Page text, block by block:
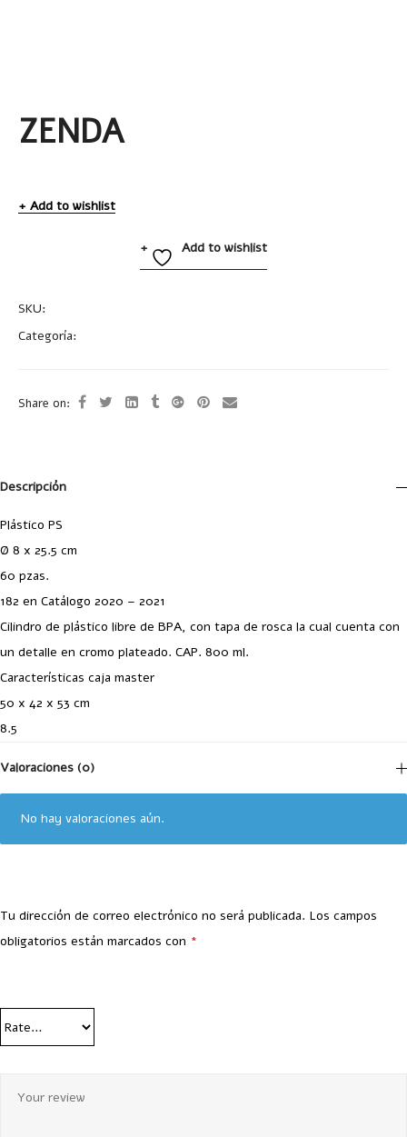
ZENDA
Add to wishlist
Add to wishlist
SKU:
Categoría:
Share on:
Descripción
Plástico PS
Ø 8 x 25.5 cm
60 pzas.
182 en Catálogo 2020 – 2021
Cilindro de plástico libre de BPA, con tapa de rosca la cual cuenta con
un detalle en cromo plateado. CAP. 800 ml.
Características caja master
50 x 42 x 53 cm
8.5
Valoraciones (0)
No hay valoraciones aún.
Tu dirección de correo electrónico no será publicada. Los campos
obligatorios están marcados con *